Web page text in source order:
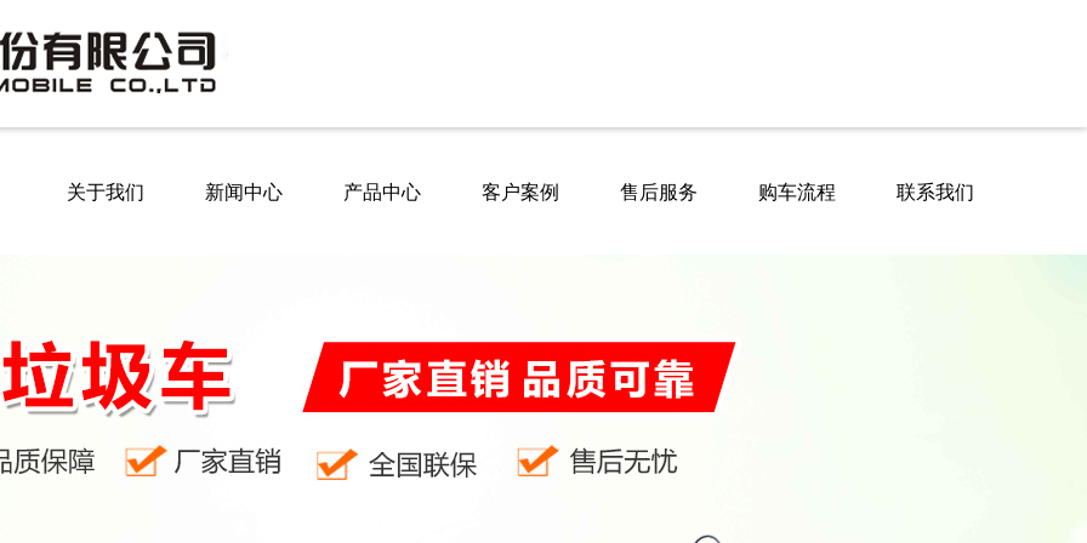
关于我们 新闻中心 产品中心 客户案例 售后服务 购车流程 联系我们